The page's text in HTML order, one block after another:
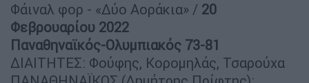
Φάιναλ φορ - «Δύο Αοράκια» / 20
Φεβρουαρίου 2022
Παναθηναϊκός-Ολυμπιακός 73-81
ΔΙΑΙΤΗΤΕΣ: Φούφης, Κορομηλάς, Τσαρούχα